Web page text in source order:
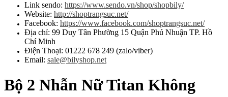
Link sendo: https://www.sendo.vn/shop/shopbily/
Website: http://shoptrangsuc.net/
Facebook: https://www.facebook.com/shoptrangsuc.net/
Địa chỉ: 99 Duy Tân Phường 15 Quận Phú Nhuận TP. Hồ
Chí Minh
Điện Thoại: 01222 678 249 (zalo/viber)
Email: sale@bilyshop.net
Bộ 2 Nhẫn Nữ Titan Không